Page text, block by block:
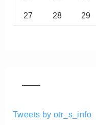
27 28 29
Tweets by otr_s_info